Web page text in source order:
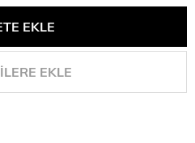
EKLE